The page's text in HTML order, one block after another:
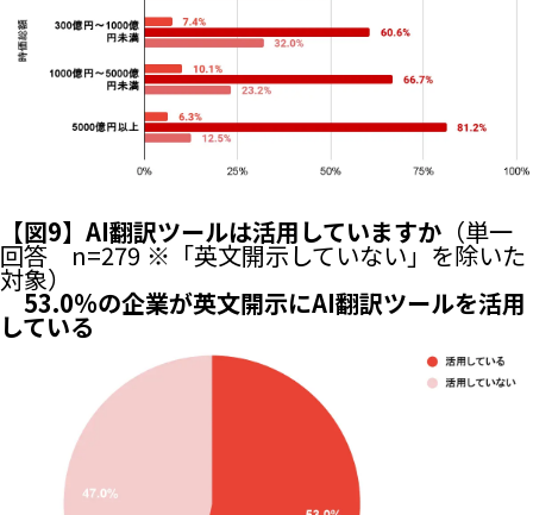
【図9】AI翻訳ツールは活用していますか （単一
回答 n=279 ※「英文開示していない」を除いた
対象）
53.0%の企業が英文開示にAI翻訳ツールを活用
している